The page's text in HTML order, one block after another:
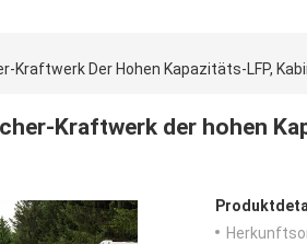
Kraftwerk Der Hohen Kapazitäts-LFP,
Kraftwerk der hohen